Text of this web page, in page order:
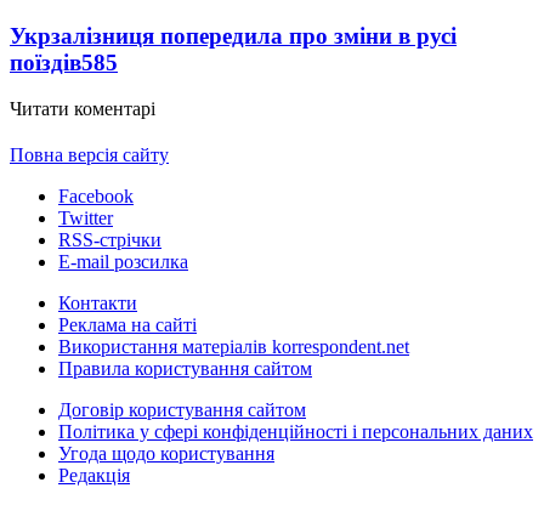
Укрзалізниця попередила про зміни в русі
поїздів585
Читати коментарі
Повна версія сайту
Facebook
Twitter
RSS-стрічки
E-mail розсилка
Контакти
Реклама на сайті
Використання матеріалів korrespondent.net
Правила користування сайтом
Договір користування сайтом
Політика у сфері конфіденційності і персональних даних
Угода щодо користування
Редакція